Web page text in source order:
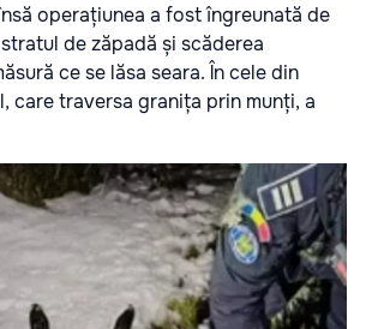
operațiunea a fost îngreunată de
de zăpadă și scăderea
ce se lăsa seara. În cele din
care traversa granița prin munți, a